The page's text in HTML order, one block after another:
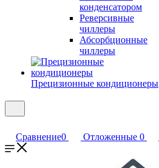
конденсатором
Реверсивные
чиллеры
Абсорбционные
чиллеры
Прецизионные кондиционеры
Сравнение0 Отложенные 0